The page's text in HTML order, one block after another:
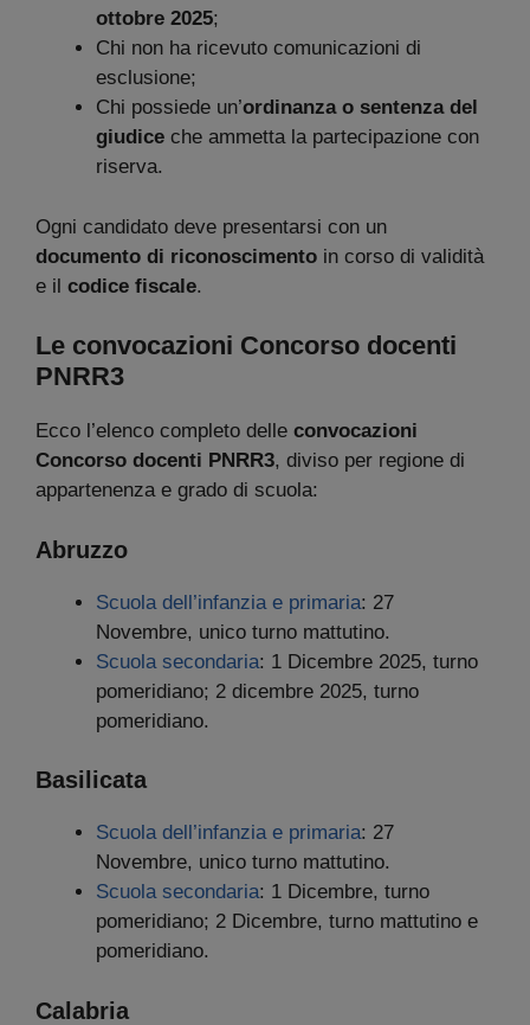
ottobre 2025;
Chi non ha ricevuto comunicazioni di
esclusione;
Chi possiede un’ordinanza o sentenza del
giudice che ammetta la partecipazione con
riserva.
Ogni candidato deve presentarsi con un
documento di riconoscimento in corso di validità
e il codice fiscale.
Le convocazioni Concorso docenti
PNRR3
Ecco l’elenco completo delle convocazioni
Concorso docenti PNRR3, diviso per regione di
appartenenza e grado di scuola:
Abruzzo
Scuola dell’infanzia e primaria: 27
Novembre, unico turno mattutino.
Scuola secondaria: 1 Dicembre 2025, turno
pomeridiano; 2 dicembre 2025, turno
pomeridiano.
Basilicata
Scuola dell’infanzia e primaria: 27
Novembre, unico turno mattutino.
Scuola secondaria: 1 Dicembre, turno
pomeridiano; 2 Dicembre, turno mattutino e
pomeridiano.
Calabria